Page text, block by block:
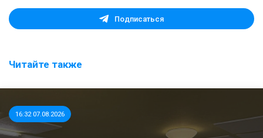
Подписаться
Читайте также
16:32 07.08.2026